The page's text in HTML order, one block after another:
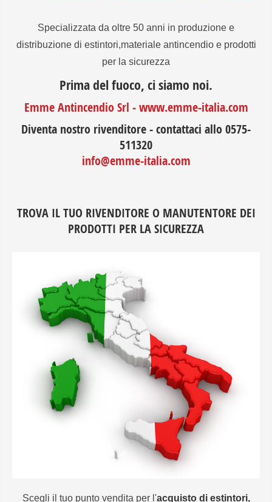
Specializzata da oltre 50 anni in produzione e
distribuzione di estintori,materiale antincendio e prodotti
per la sicurezza
Prima del fuoco, ci siamo noi.
Emme Antincendio Srl - www.emme-italia.com
Diventa nostro rivenditore - contattaci allo 0575-
511320
info@emme-italia.com
TROVA IL TUO RIVENDITORE O MANUTENTORE DEI
PRODOTTI PER LA SICUREZZA
Scegli il tuo punto vendita per l'acquisto di estintori,